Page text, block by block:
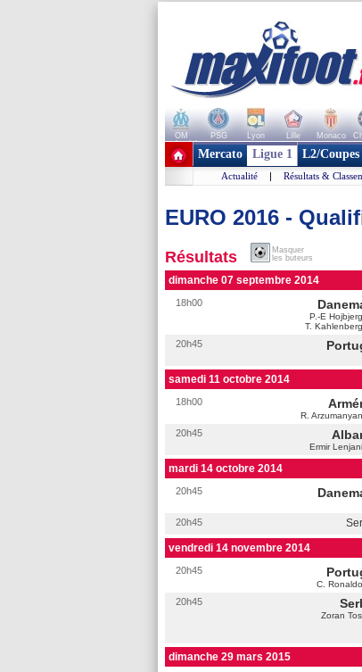
OM PSG Lyon Lille Monaco
+ de clubs
Mercato Ligue 1 L2/Coupes
Actualité | Résultats &
EURO 2016 -
Résultats
Masquer
les buteurs
dimanche 07 septembre 2014
18h00
P.-E
T.
20h45
samedi 11 octobre 2014
18h00
R.
20h45
Ermir
mardi 14 octobre 2014
20h45
20h45
vendredi 14 novembre 2014
20h45
C.
20h45
Zoran
dimanche 29 mars 2015